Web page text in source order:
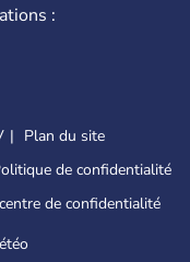
:
Plan du site
de confidentialité
de confidentialité